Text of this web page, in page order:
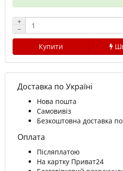
+
−
Купити
Доставка по Україні
Нова пошта
Самовивіз
Безкоштовна доставка
Оплата
Післяплатою
На картку Приват24